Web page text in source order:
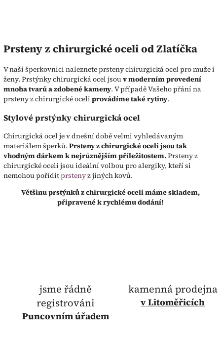
Prsteny z chirurgické oceli od Zlatíčka
V naší šperkovnici naleznete prsteny chirurgická ocel pro muže i
ženy. Prstýnky chirurgická ocel jsouv moderním provedení
mnoha tvarů a zdobené kameny. V případě Vašeho přání na
prsteny z chirurgické oceli provádíme také rytiny.
Stylové prstýnky chirurgická ocel
Chirurgická ocel je v dnešní době velmi vyhledávaným
materiálem šperků. Prsteny z chirurgické oceli jsou tak
vhodným dárkem k nejrůznějším příležitostem.Prsteny z
chirurgické oceli jsou ideální volbou pro alergiky, kteří si
nemohou poříditprstenyz jiných kovů.
Většinu prstýnků z chirurgické oceli máme skladem,
připravené k rychlému dodání!
jsme řádně
registrováni
Puncovním úřadem
kamenná prodejna
v Litoměřicích